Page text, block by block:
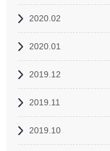
2020.02
2020.01
2019.12
2019.11
2019.10